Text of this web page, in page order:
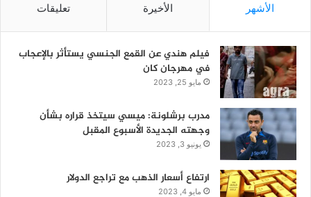
الأشهر الأخيرة تعليقات
فيلم هندي عن القمع الجنسي يستأثر بالإعجاب
في مهرجان كان
مايو 25, 2023
مدرب برشلونة: ميسي سيتخذ قراره بشأن
وجهته الجديدة الأسبوع المقبل
يونيو 3, 2023
ارتفاع أسعار الذهب مع تراجع الدولار
مايو 4, 2023